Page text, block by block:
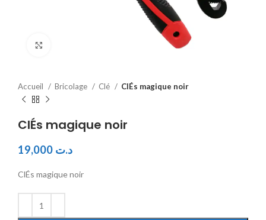
Accueil Bricolage Clé ClÉs magique noir
ClÉs magique noir
د.ت
ClÉs magique noir